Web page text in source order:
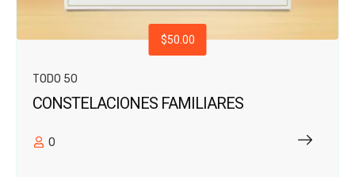
$50.00
TODO 50
CONSTELACIONES FAMILIARES
0